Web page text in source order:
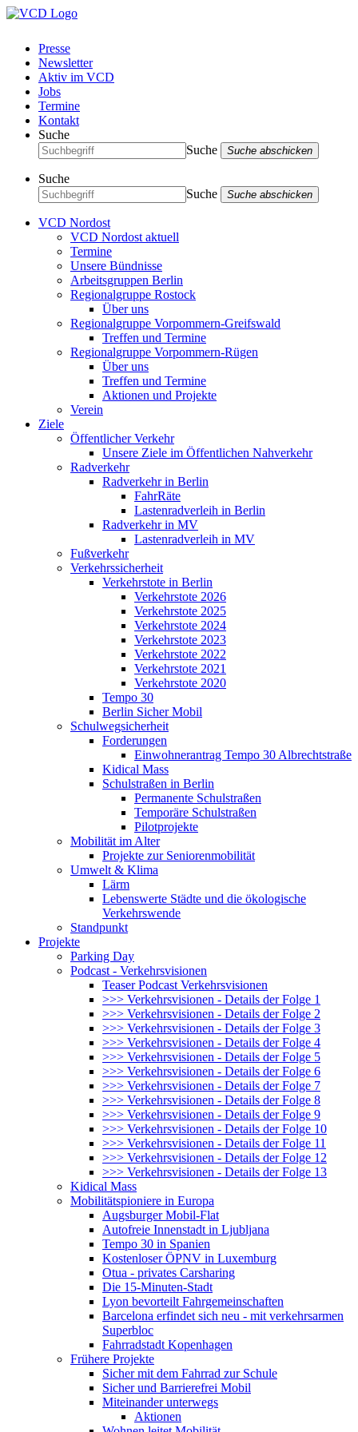
Presse
Newsletter
Aktiv im VCD
Jobs
Termine
Kontakt
Suche
Suche
Suche abschicken
Suche
Suche
Suche abschicken
VCD Nordost
VCD Nordost aktuell
Termine
Unsere Bündnisse
Arbeitsgruppen Berlin
Regionalgruppe Rostock
Über uns
Regionalgruppe Vorpommern-Greifswald
Treffen und Termine
Regionalgruppe Vorpommern-Rügen
Über uns
Treffen und Termine
Aktionen und Projekte
Verein
Ziele
Öffentlicher Verkehr
Unsere Ziele im Öffentlichen Nahverkehr
Radverkehr
Radverkehr in Berlin
FahrRäte
Lastenradverleih in Berlin
Radverkehr in MV
Lastenradverleih in MV
Fußverkehr
Verkehrssicherheit
Verkehrstote in Berlin
Verkehrstote 2026
Verkehrstote 2025
Verkehrstote 2024
Verkehrstote 2023
Verkehrstote 2022
Verkehrstote 2021
Verkehrstote 2020
Tempo 30
Berlin Sicher Mobil
Schulwegsicherheit
Forderungen
Einwohnerantrag Tempo 30 Albrechtstraße
Kidical Mass
Schulstraßen in Berlin
Permanente Schulstraßen
Temporäre Schulstraßen
Pilotprojekte
Mobilität im Alter
Projekte zur Seniorenmobilität
Umwelt & Klima
Lärm
Lebenswerte Städte und die ökologische
Verkehrswende
Standpunkt
Projekte
Parking Day
Podcast - Verkehrsvisionen
Teaser Podcast Verkehrsvisionen
>>> Verkehrsvisionen - Details der Folge 1
>>> Verkehrsvisionen - Details der Folge 2
>>> Verkehrsvisionen - Details der Folge 3
>>> Verkehrsvisionen - Details der Folge 4
>>> Verkehrsvisionen - Details der Folge 5
>>> Verkehrsvisionen - Details der Folge 6
>>> Verkehrsvisionen - Details der Folge 7
>>> Verkehrsvisionen - Details der Folge 8
>>> Verkehrsvisionen - Details der Folge 9
>>> Verkehrsvisionen - Details der Folge 10
>>> Verkehrsvisionen - Details der Folge 11
>>> Verkehrsvisionen - Details der Folge 12
>>> Verkehrsvisionen - Details der Folge 13
Kidical Mass
Mobilitätspioniere in Europa
Augsburger Mobil-Flat
Autofreie Innenstadt in Ljubljana
Tempo 30 in Spanien
Kostenloser ÖPNV in Luxemburg
Otua - privates Carsharing
Die 15-Minuten-Stadt
Lyon bevorteilt Fahrgemeinschaften
Barcelona erfindet sich neu - mit verkehrsarmen
Superbloc
Fahrradstadt Kopenhagen
Frühere Projekte
Sicher mit dem Fahrrad zur Schule
Sicher und Barrierefrei Mobil
Miteinander unterwegs
Aktionen